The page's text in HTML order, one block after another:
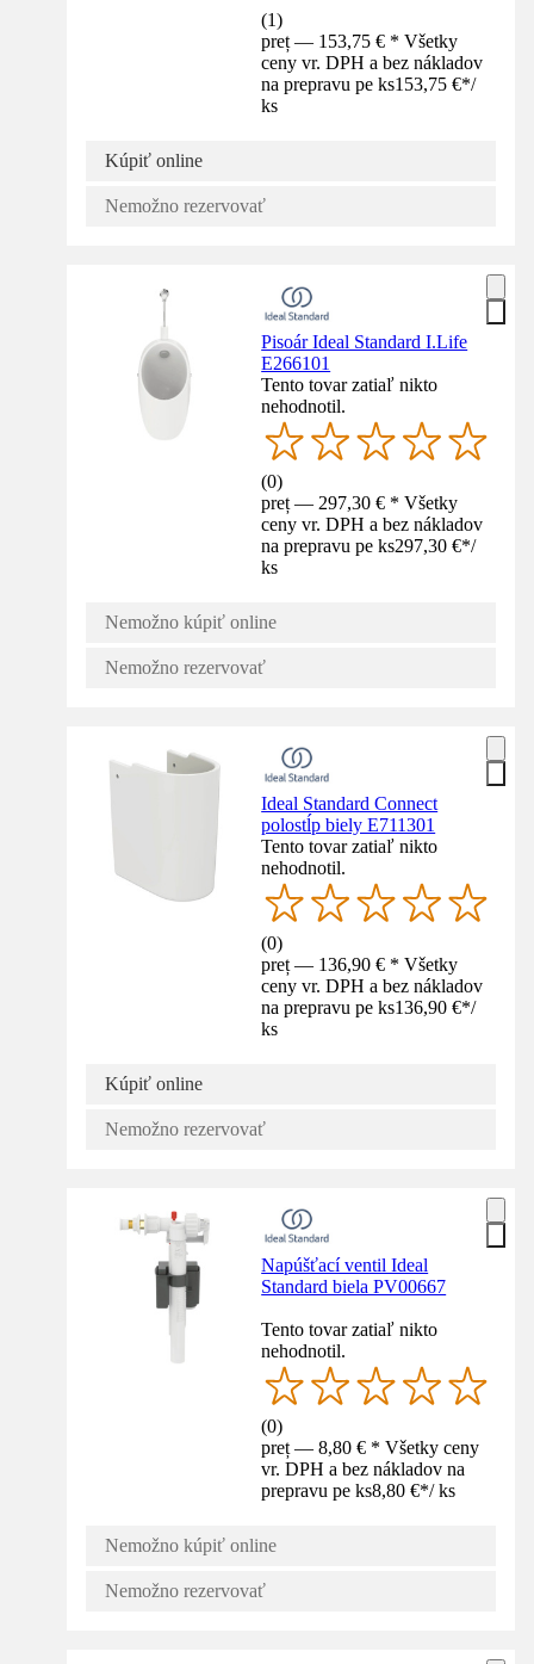
(1)
preț — 153,75 € * Všetky
ceny vr. DPH a bez nákladov
na prepravu pe ks153,75 €*/
ks
Kúpiť online
Nemožno rezervovať
Pisoár Ideal Standard I.Life
E266101
Tento tovar zatiaľ nikto
nehodnotil.
(0)
preț — 297,30 € * Všetky
ceny vr. DPH a bez nákladov
na prepravu pe ks297,30 €*/
ks
Nemožno kúpiť online
Nemožno rezervovať
Ideal Standard Connect
polostĺp biely E711301
Tento tovar zatiaľ nikto
nehodnotil.
(0)
preț — 136,90 € * Všetky
ceny vr. DPH a bez nákladov
na prepravu pe ks136,90 €*/
ks
Kúpiť online
Nemožno rezervovať
Napúšťací ventil Ideal
Standard biela PV00667
Tento tovar zatiaľ nikto
nehodnotil.
(0)
preț — 8,80 € * Všetky ceny
vr. DPH a bez nákladov na
prepravu pe ks8,80 €*/ ks
Nemožno kúpiť online
Nemožno rezervovať